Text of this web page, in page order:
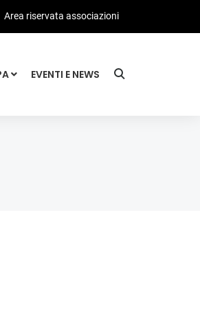
Area riservata associazioni
EVENTI E NEWS